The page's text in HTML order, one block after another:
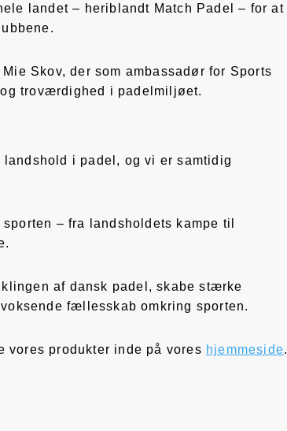
landet – heriblandt Match Padel – for at
Skov, der som ambassadør for Sports
troværdighed i padelmiljøet.
i padel, og vi er samtidig
– fra landsholdets kampe til
af dansk padel, skabe stærke
fællesskab omkring sporten.
vores produkter inde på vores hjemmeside.